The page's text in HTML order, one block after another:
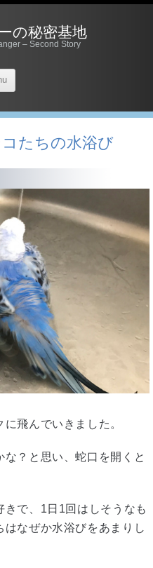
ーの秘密基地
– Second Story
たちの水浴び
飛んでいきました。
？と思い、蛇口を開くと
で、1日1回はしそうなも
なぜか水浴びをあまりし